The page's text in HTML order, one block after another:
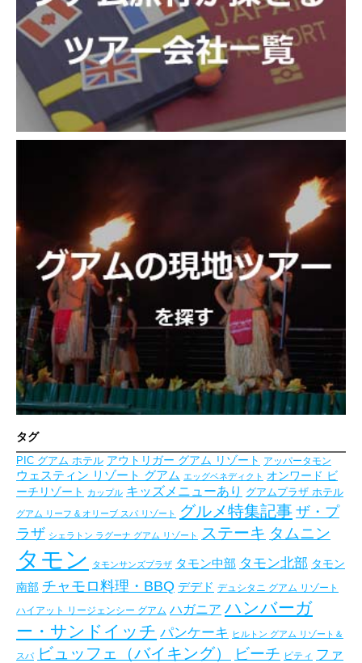
タグ
PIC グアム ホテル アウトリガー グアム リゾート アッパータモン
ウェスティン リゾート グアム エッグベネディクト オンワード ビ
ーチリゾート
カップル キッズメニューあり グアムプラザ ホテル
グアム リーフ & オリーブ スパ リゾート グルメ特集記事 ザ・プ
ラザ シェラトン ラグーナ グアム リゾート ステーキ タムニン
タモン タモンサンズプラザ タモン中部 タモン北部 タモン
南部 チャモロ料理・BBQ デデド デュシタニ グアム リゾート
ハイアット リージェンシー グアム ハガニア ハンバーガ
ー・サンドイッチ パンケーキ ヒルトン グアム リゾート＆
スパ ビュッフェ（バイキング） ビーチ ピティ ファ